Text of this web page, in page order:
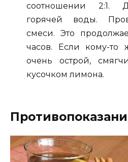
соотношении 2:1.
горячей воды.
смеси. Это
часов. Если кому-то
очень острой,
кусочком лимона.